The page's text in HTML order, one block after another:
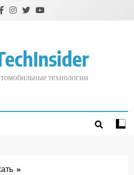
технологии